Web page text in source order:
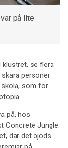
på lite
klustret, se flera
personer:
skola, som för
på, hos
Concrete Jungle.
där det bjöds